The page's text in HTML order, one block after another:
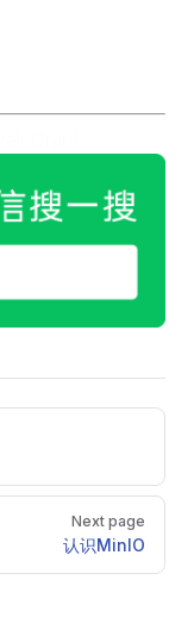
Next page
认识MinIO